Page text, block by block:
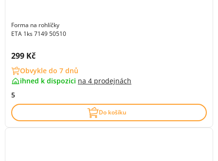
Forma na rohlíčky
ETA 1ks 7149 50510
Cena s DPH:
299 Kč
Obvykle do 7 dnů
ihned k dispozici na 4 prodejnách
5
Do košíku